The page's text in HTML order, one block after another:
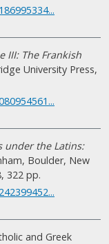
III: The Frankish
University Press,
under the Latins:
Boulder, New
322 pp.
and Greek